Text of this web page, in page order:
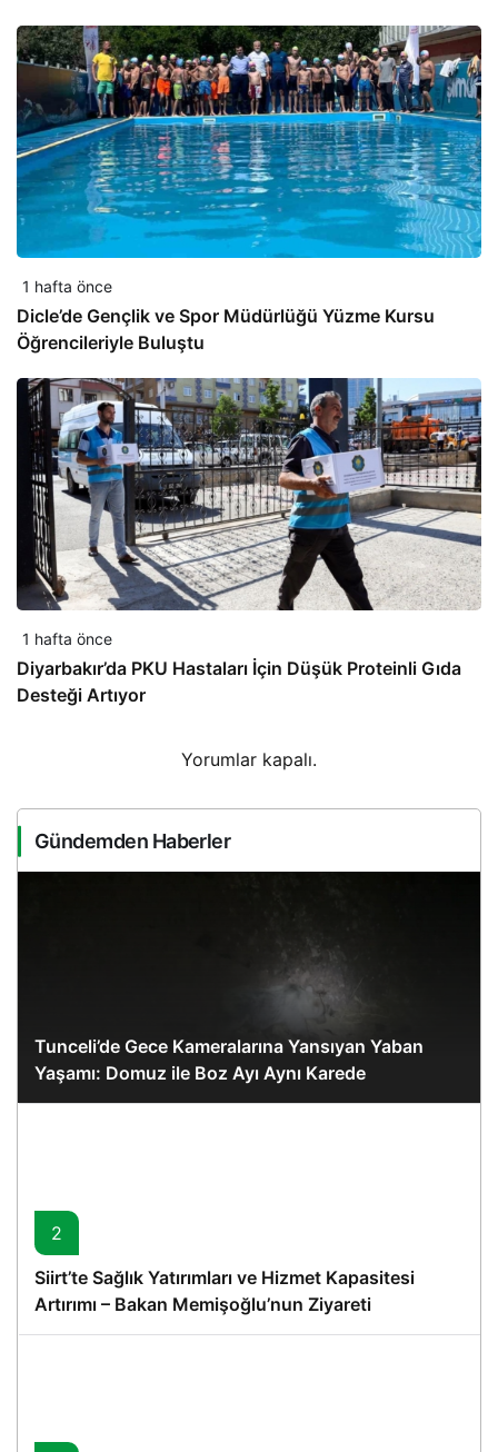
1 hafta önce
Dicle’de Gençlik ve Spor Müdürlüğü Yüzme Kursu
Öğrencileriyle Buluştu
1 hafta önce
Diyarbakır’da PKU Hastaları İçin Düşük Proteinli Gıda
Desteği Artıyor
Yorumlar kapalı.
Gündemden Haberler
Tunceli’de Gece Kameralarına Yansıyan Yaban
Yaşamı: Domuz ile Boz Ayı Aynı Karede
2
Siirt’te Sağlık Yatırımları ve Hizmet Kapasitesi
Artırımı – Bakan Memişoğlu’nun Ziyareti